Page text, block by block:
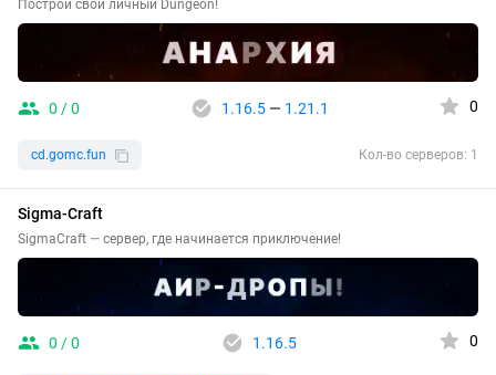
Построй свой личный Dungeon!
0 / 0 1.16.5— 1.21.1 0
cd.gomc.fun Кол-во серверов: 1
Sigma-Craft
SigmaCraft — сервер, где начинается приключение!
0 / 0 1.16.5 0